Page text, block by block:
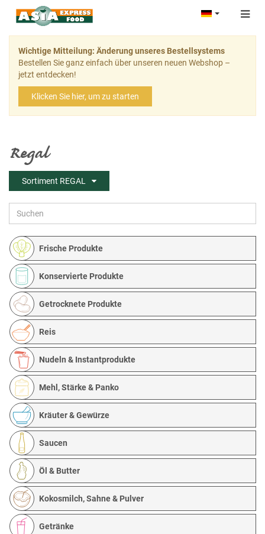
Wichtige Mitteilung: Änderung unseres Bestellsystems
Bestellen Sie ganz einfach über unseren neuen Webshop –
jetzt entdecken!
Klicken Sie hier, um zu starten
Frische Produkte
Konservierte Produkte
Getrocknete Produkte
Reis
Nudeln & Instantprodukte
Mehl, Stärke & Panko
Kräuter & Gewürze
Saucen
Öl & Butter
Kokosmilch, Sahne & Pulver
Getränke
Regal
Sortiment REGAL